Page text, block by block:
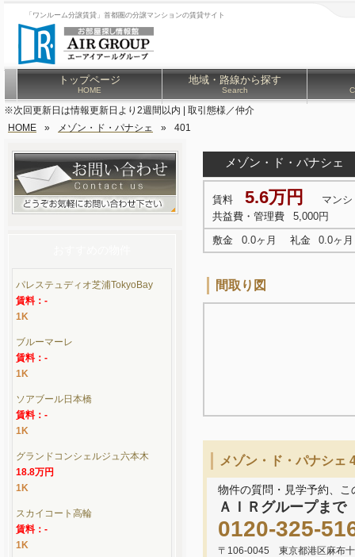
「ワンルーム分譲賃貸」首都圏の分譲マンションの賃貸サイト
トップページ
HOME
地域・路線から探す
Search
※次回更新日は情報更新日より2週間以内 | 取引態様／仲介
HOME
» メゾン・ド・パナシェ » 401
メゾン・ド・パナシェ
賃料 5.6万円
マン
共益費・管理費
5,000円
敷金
0.0ヶ月 礼金 0.0ヶ月
間取り図
メゾン・ド・パナシェ
物件の質問・見学予約、
ＡＩＲグループまで
0120-325-
〒106-0045 東京都港区麻布
パレステュディオ芝浦TokyoBay
賃料：-
1K
ブルーマーレ
賃料：-
1K
ソアブール日本橋
賃料：-
1K
グランドコンシェルジュ六本木
18.8万円
1K
スカイコート高輪
賃料：-
1K